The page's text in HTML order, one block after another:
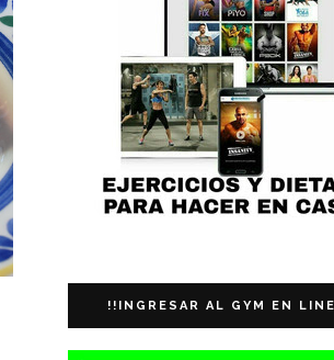
!!INGRESAR AL GYM EN